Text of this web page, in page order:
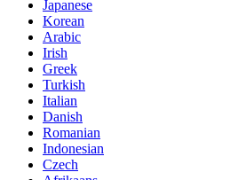
Japanese
Korean
Arabic
Irish
Greek
Turkish
Italian
Danish
Romanian
Indonesian
Czech